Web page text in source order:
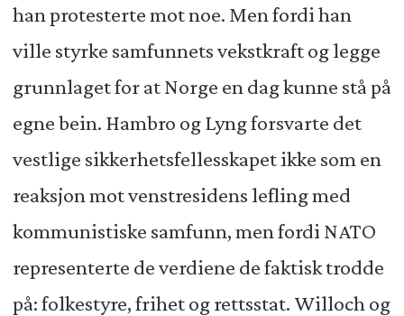
han protesterte mot noe. Men fordi han
ville styrke samfunnets vekstkraft og legge
grunnlaget for at Norge en dag kunne stå på
egne bein. Hambro og Lyng forsvarte det
vestlige sikkerhetsfellesskapet ikke som en
reaksjon mot venstresidens lefling med
kommunistiske samfunn, men fordi NATO
representerte de verdiene de faktisk trodde
på: folkestyre, frihet og rettsstat. Willoch og